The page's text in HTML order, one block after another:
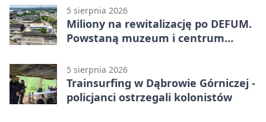
5 sierpnia 2026
Miliony na rewitalizację po DEFUM.
Powstaną muzeum i centrum
5 sierpnia 2026
Trainsurfing w Dąbrowie Górniczej -
policjanci ostrzegali kolonistów